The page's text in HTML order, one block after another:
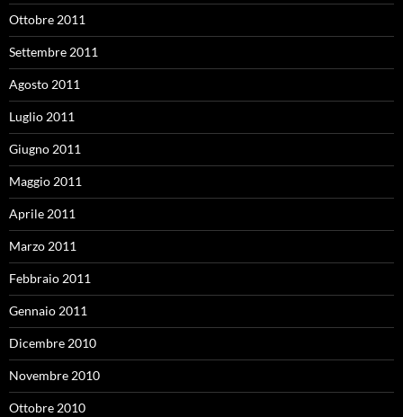
Ottobre 2011
Settembre 2011
Agosto 2011
Luglio 2011
Giugno 2011
Maggio 2011
Aprile 2011
Marzo 2011
Febbraio 2011
Gennaio 2011
Dicembre 2010
Novembre 2010
Ottobre 2010